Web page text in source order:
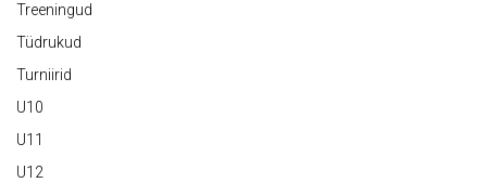
Treeningud
Tüdrukud
Turniirid
U10
U11
U12